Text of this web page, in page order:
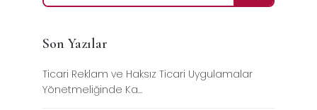
Son Yazılar
Ticari Reklam ve Haksız Ticari Uygulamalar
Yönetmeliğinde Ka...